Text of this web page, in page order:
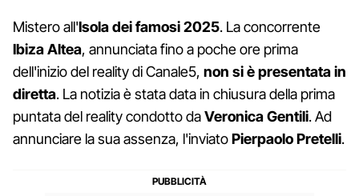
Mistero all'Isola dei famosi 2025. La concorrente
Ibiza Altea, annunciata fino a poche ore prima
dell'inizio del reality di Canale5, non si è presentata in
diretta. La notizia è stata data in chiusura della prima
puntata del reality condotto daVeronica Gentili. Ad
annunciare la sua assenza, l'inviatoPierpaolo Pretelli.